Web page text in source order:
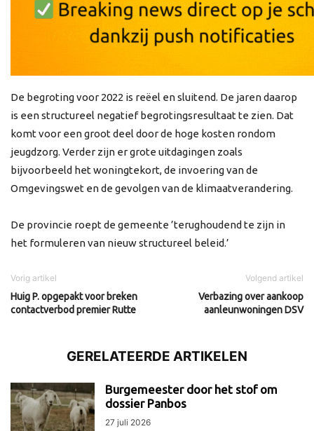
De begroting voor 2022 is reëel en sluitend. De jaren daarop
is een structureel negatief begrotingsresultaat te zien. Dat
komt voor een groot deel door de hoge kosten rondom
jeugdzorg. Verder zijn er grote uitdagingen zoals
bijvoorbeeld het woningtekort, de invoering van de
Omgevingswet en de gevolgen van de klimaatverandering.
De provincie roept de gemeente ’terughoudend te zijn in
het formuleren van nieuw structureel beleid.’
Vorig artikel
Huig P. opgepakt voor breken
contactverbod premier Rutte
Volgend artikel
Verbazing over aankoop
aanleunwoningen DSV
GERELATEERDE ARTIKELEN
Burgemeester door het stof om
dossier Panbos
27 juli 2026